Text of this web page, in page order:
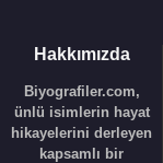
Hakkımızda
Biyografiler.com,
ünlü isimlerin hayat
hikayelerini derleyen
kapsamlı bir